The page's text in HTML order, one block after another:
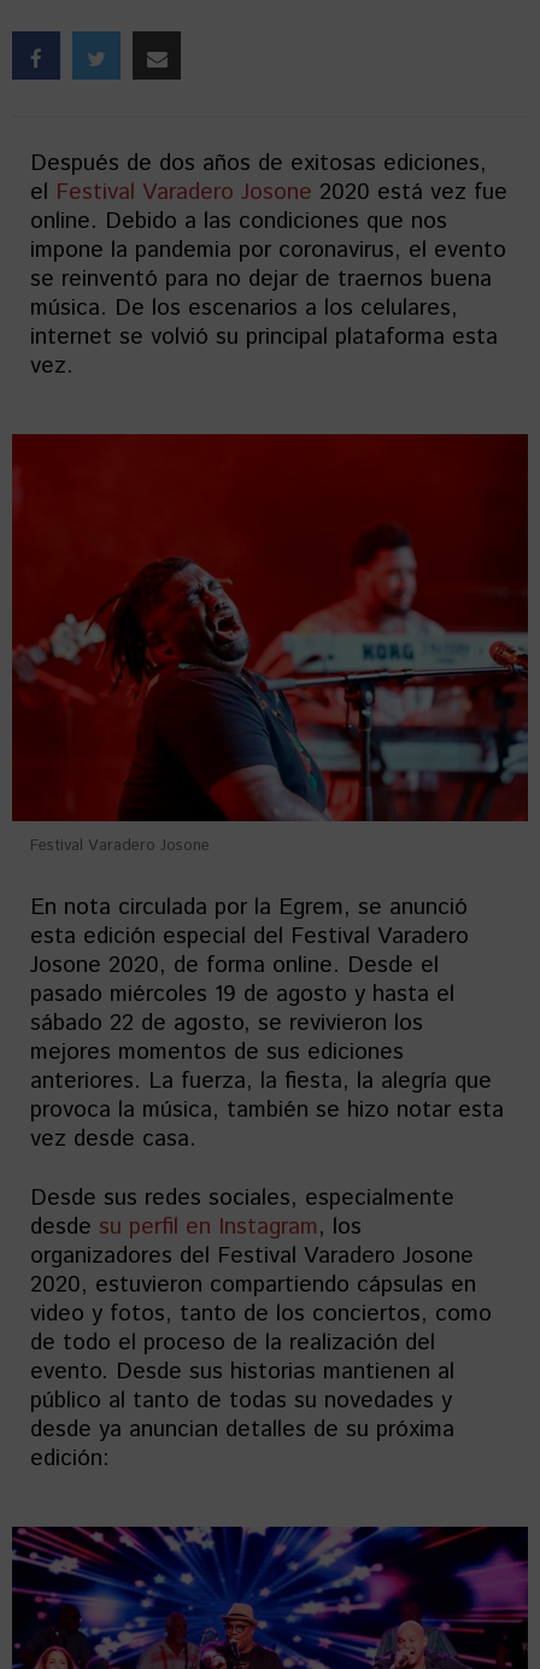
Después de dos años de exitosas ediciones,
el Festival Varadero Josone 2020 está vez fue
online. Debido a las condiciones que nos
impone la pandemia por coronavirus, el evento
se reinventó para no dejar de traernos buena
música. De los escenarios a los celulares,
internet se volvió su principal plataforma esta
vez.
Festival Varadero Josone
En nota circulada por la Egrem, se anunció
esta edición especial del Festival Varadero
Josone 2020, de forma online. Desde el
pasado miércoles 19 de agosto y hasta el
sábado 22 de agosto, se revivieron los
mejores momentos de sus ediciones
anteriores. La fuerza, la fiesta, la alegría que
provoca la música, también se hizo notar esta
vez desde casa.
Desde sus redes sociales, especialmente
desde su perfil en Instagram, los
organizadores del Festival Varadero Josone
2020, estuvieron compartiendo cápsulas en
video y fotos, tanto de los conciertos, como
de todo el proceso de la realización del
evento. Desde sus historias mantienen al
público al tanto de todas su novedades y
desde ya anuncian detalles de su próxima
edición: